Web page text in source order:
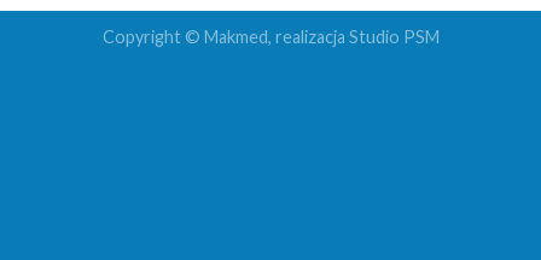
Copyright © Makmed, realizacja Studio PSM